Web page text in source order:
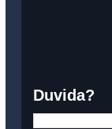
Duvida?